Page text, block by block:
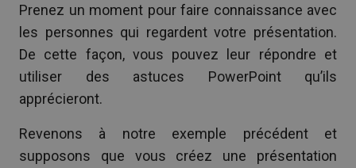
Prenez un moment pour faire connaissance avec
les personnes qui regardent votre présentation.
De cette façon, vous pouvez leur répondre et
utiliser des astuces PowerPoint qu’ils
apprécieront.
Revenons à notre exemple précédent et
supposons que vous créez une présentation